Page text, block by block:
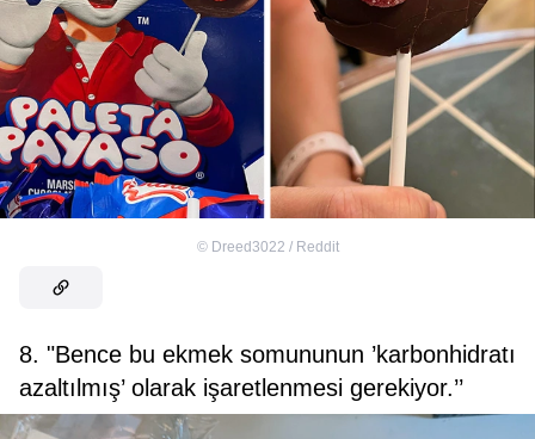
© Dreed3022 / Reddit
8. "Bence bu ekmek somununun ’karbonhidratı
azaltılmış’ olarak işaretlenmesi gerekiyor.’’